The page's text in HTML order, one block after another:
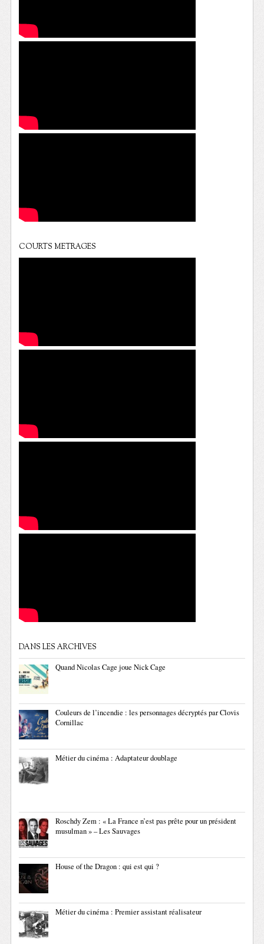
COURTS METRAGES
DANS LES ARCHIVES
Quand Nicolas Cage joue Nick Cage
Couleurs de l’incendie : les personnages décryptés par Clovis
Cornillac
Métier du cinéma : Adaptateur doublage
Roschdy Zem : « La France n’est pas prête pour un président
musulman » – Les Sauvages
House of the Dragon : qui est qui ?
Métier du cinéma : Premier assistant réalisateur